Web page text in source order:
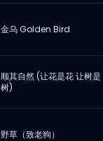
金乌 Golden Bird
顺其自然 (让花是花 让树是
树)
野草（致老狗）